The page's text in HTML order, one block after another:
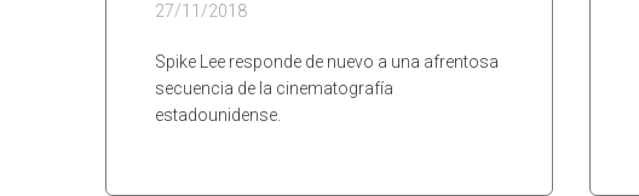
27/11/2018
Spike Lee responde de nuevo a una afrentosa
secuencia de la cinematografía
estadounidense.